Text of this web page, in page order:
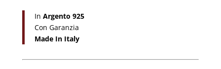
In Argento 925
Con Garanzia
Made In Italy